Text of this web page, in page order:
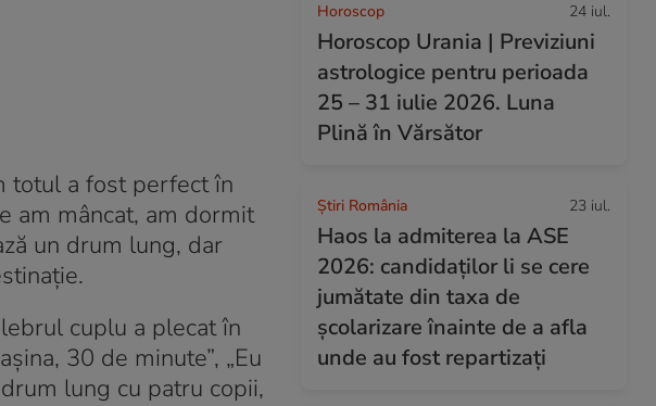
totul a fost perfect în
am mâncat, am dormit
un drum lung, dar
cuplu a plecat în
30 de minute”, „Eu
lung cu patru copii,
Horoscop 24 iul.
Horoscop Urania | Previziuni
astrologice pentru perioada
25 – 31 iulie 2026. Luna
Plină în Vărsător
Știri România 23 iul.
Haos la admiterea la ASE
2026: candidaților li se cere
jumătate din taxa de
școlarizare înainte de a afla
unde au fost repartizați